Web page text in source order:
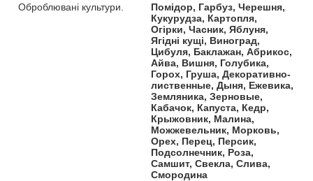
Оброблювані культури.
Помідор, Гарбуз, Черешня,
Кукурудза, Картопля,
Огірки, Часник, Яблуня,
Ягідні кущі, Виноград,
Цибуля, Баклажан, Абрикос,
Айва, Вишня, Голубика,
Горох, Груша, Декоративно-
лиственные, Дыня, Ежевика,
Земляника, Зерновые,
Кабачок, Капуста, Кедр,
Крыжовник, Малина,
Можжевельник, Морковь,
Орех, Перец, Персик,
Подсолнечник, Роза,
Самшит, Свекла, Слива,
Смородина